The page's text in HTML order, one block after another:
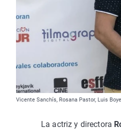
Vicente Sanchís, Rosana Pastor, Luis
La actriz y directora